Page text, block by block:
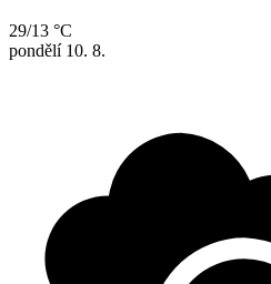
29/13 °C
pondělí 10. 8.